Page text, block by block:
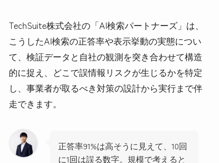
TechSuite株式会社の「AI検索パートナーズ」は、
こうしたAI検索の正答率や表示挙動の実態につい
て、検証データと自社の観測を突き合わせて構造
的に捉え、どこで誤情報リスクが生じるかを特定
し、事業者が取るべき対策の設計から実行まで伴
走できます。
正答率91%は高そうに見えて、10回
に1回は誤る数字。規模で考えると